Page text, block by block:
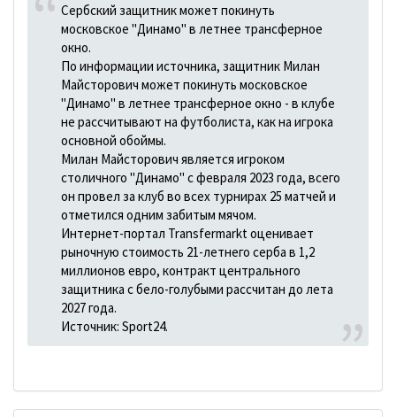
Сербский защитник может покинуть
московское "Динамо" в летнее трансферное
окно.
По информации источника, защитник Милан
Майсторович может покинуть московское
"Динамо" в летнее трансферное окно - в клубе
не рассчитывают на футболиста, как на игрока
основной обоймы.
Милан Майсторович является игроком
столичного "Динамо" с февраля 2023 года, всего
он провел за клуб во всех турнирах 25 матчей и
отметился одним забитым мячом.
Интернет-портал Transfermarkt оценивает
рыночную стоимость 21-летнего серба в 1,2
миллионов евро, контракт центрального
защитника с бело-голубыми рассчитан до лета
2027 года.
Источник: Sport24.